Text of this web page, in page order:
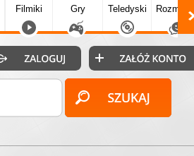
Filmiki Gry Teledyski Rozmówki